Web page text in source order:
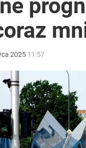
hańba”
2025 11:57